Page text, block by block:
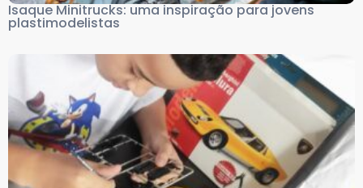
Isaque Minitrucks: uma inspiração para jovens
plastimodelistas